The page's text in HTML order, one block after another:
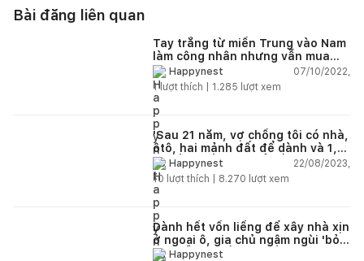
Bài đăng liên quan
Tay trắng từ miền Trung vào Nam
làm công nhân nhưng vẫn mua
được nhà sau 5 năm
Happynest
07/10/2022,
1lượt thích | 1.285 lượt xem
'Sau 21 năm, vợ chồng tôi có nhà,
ôtô, hai mảnh đất để dành và 1,5
tỷ đồng tiền mặt để sống khỏe'
Happynest
22/08/2023,
10 lượt thích | 8.270 lượt xem
Dành hết vốn liếng để xây nhà xịn
ở ngoại ô, gia chủ ngậm ngùi 'bỏ
xó', về lại phố mua nhà cũ
Happynest